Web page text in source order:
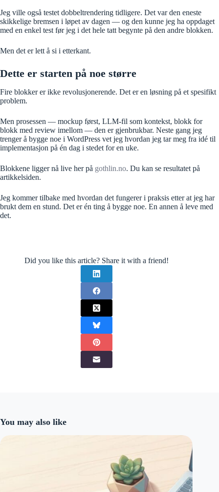
Jeg ville også testet dobbeltrendering tidligere. Det var den eneste
skikkelige bremsen i løpet av dagen — og den kunne jeg ha oppdaget
med en enkel test før jeg i det hele tatt begynte på den andre blokken.
Men det er lett å si i etterkant.
Dette er starten på noe større
Fire blokker er ikke revolusjonerende. Det er en løsning på et spesifikt
problem.
Men prosessen — mockup først, LLM-fil som kontekst, blokk for
blokk med review imellom — den er gjenbrukbar. Neste gang jeg
trenger å bygge noe i WordPress vet jeg hvordan jeg tar meg fra idé til
implementasjon på én dag i stedet for en uke.
Blokkene ligger nå live her på gothlin.no. Du kan se resultatet på
artikkelsiden.
Jeg kommer tilbake med hvordan det fungerer i praksis etter at jeg har
brukt dem en stund. Det er én ting å bygge noe. En annen å leve med
det.
Did you like this article? Share it with a friend!
You may also like